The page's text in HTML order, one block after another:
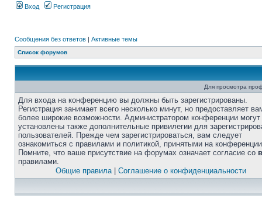
Вход Регистрация
Сообщения без ответов | Активные темы
Список форумов
Для просмотра
Для входа на конференцию вы должны быть зарегистрированы.
Регистрация занимает всего несколько минут, но предоставляет
более широкие возможности. Администратором конференции
установлены также дополнительные привилегии для
пользователей. Прежде чем зарегистрироваться, вам следует
ознакомиться с правилами и политикой, принятыми на
Помните, что ваше присутствие на форумах означает согласие со
правилами.
Общие правила| Соглашение о конфиденциальности